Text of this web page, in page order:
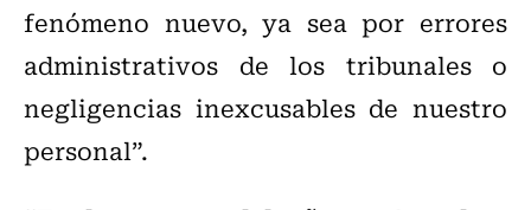
fenómeno nuevo, ya sea por errores
administrativos de los tribunales o
negligencias inexcusables de nuestro
personal”.